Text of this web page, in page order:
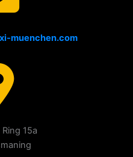
muenchen.com
15a